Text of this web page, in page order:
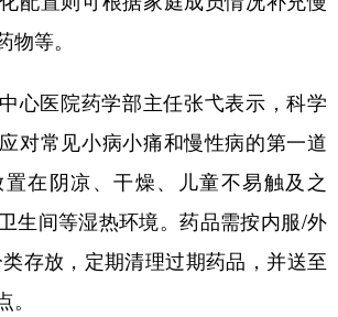
物等。
医院药学部主任张弋表示，科学
对常见小病小痛和慢性病的第一道
在阴凉、干燥、儿童不易触及之
生间等湿热环境。药品需按内服/外
存放，定期清理过期药品，并送至
。